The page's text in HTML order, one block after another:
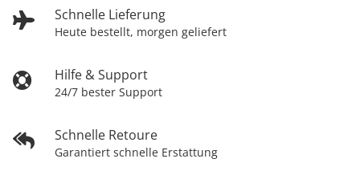
Schnelle Lieferung
Heute bestellt, morgen geliefert
Hilfe & Support
24/7 bester Support
Schnelle Retoure
Garantiert schnelle Erstattung